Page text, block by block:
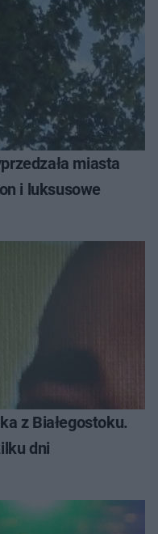
miasta
i luksusowe
z Białegostoku.
dni